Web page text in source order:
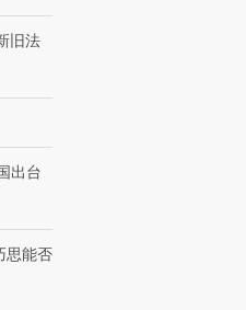
旧法
出台
思能否